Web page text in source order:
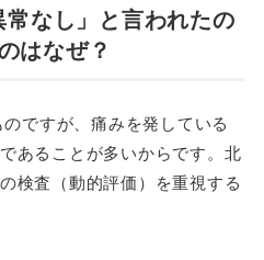
なし」と言われたの
はなぜ？
ですが、痛みを発している
あることが多いからです。北
検査（動的評価）を重視する